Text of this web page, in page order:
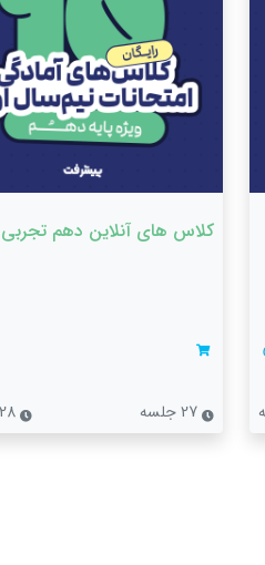
کلاس های آنلاین دهم تجربی
27 جلسه 528 دقیقه